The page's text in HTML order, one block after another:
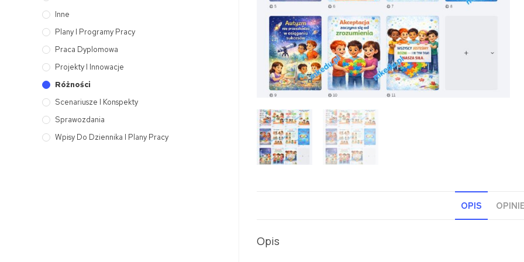
OPIS
Opis
Inne
Plany I Programy Pracy
Praca Dyplomowa
Projekty I Innowacje
Różności
Scenariusze I Konspekty
Sprawozdania
Wpisy Do Dziennika I Plany Pracy